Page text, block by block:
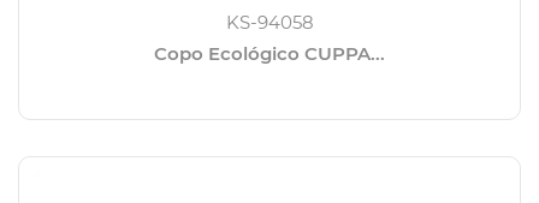
KS-94058
Copo Ecológico CUPPA...